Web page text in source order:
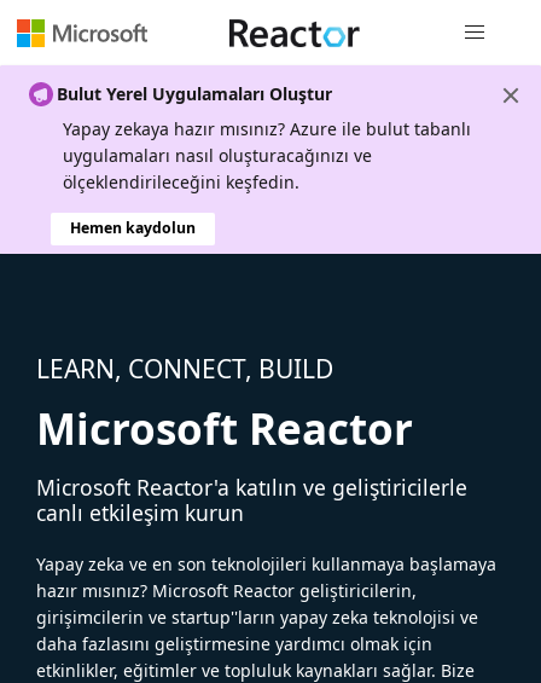
Bulut Yerel Uygulamaları Oluştur
Yapay zekaya hazır mısınız? Azure ile bulut tabanlı
uygulamaları nasıl oluşturacağınızı ve
ölçeklendirileceğini keşfedin.
Hemen kaydolun
LEARN, CONNECT, BUILD
Microsoft Reactor
Microsoft Reactor'a katılın ve geliştiricilerle
canlı etkileşim kurun
Yapay zeka ve en son teknolojileri kullanmaya başlamaya
hazır mısınız? Microsoft Reactor geliştiricilerin,
girişimcilerin ve startup''ların yapay zeka teknolojisi ve
daha fazlasını geliştirmesine yardımcı olmak için
etkinlikler, eğitimler ve topluluk kaynakları sağlar. Bize